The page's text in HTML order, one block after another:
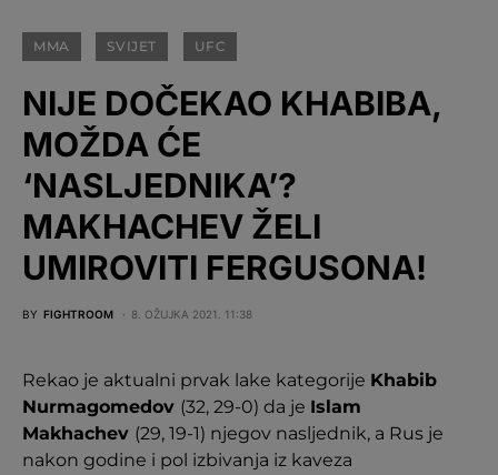
MMA SVIJET UFC
NIJE DOČEKAO KHABIBA,
MOŽDA ĆE
‘NASLJEDNIKA’?
MAKHACHEV ŽELI
UMIROVITI FERGUSONA!
BY FIGHTROOM 8. OŽUJKA 2021. 11:38
Rekao je aktualni prvak lake kategorije Khabib
Nurmagomedov (32, 29-0) da je Islam
Makhachev (29, 19-1) njegov nasljednik, a Rus je
nakon godine i pol izbivanja iz kaveza